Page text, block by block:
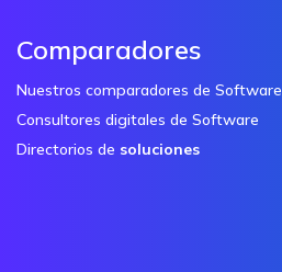
Comparadores
Nuestros comparadores de Software
Consultores digitales de Software
Directorios de soluciones